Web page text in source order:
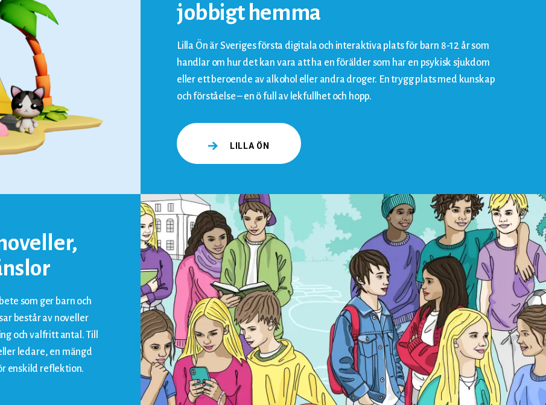
jobbigt hemma
Lilla Ön är Sveriges första digitala och interaktiva plats för barn 8-12 år som
handlar om hur det kan vara att ha en förälder som har en psykisk sjukdom
eller ett beroende av alkohol eller andra droger. En trygg plats med kunskap
och förståelse – en ö full av lekfullhet och hopp.
LILLA ÖN
som ger barn och
består av noveller
och valfritt antal. Till
ledare, en mängd
enskild reflektion.